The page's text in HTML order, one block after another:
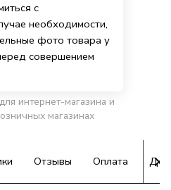
с
необходимости,
фото товара у
совершением
интернет-магазина и
магазинах
Отзывы Оплата